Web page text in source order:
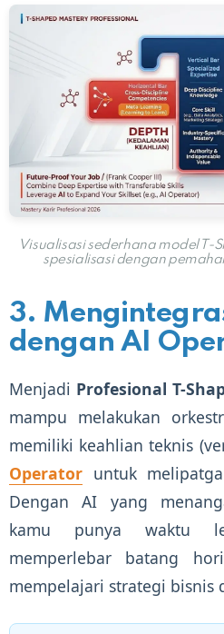
Visualisasi sederhana model T-
spesialisasi dengan
3.
dengan AI
Menjadi Profesional T-
mampu melakukan
memiliki keahlian teknis
Operator untuk
Dengan AI yang
kamu punya waktu
memperlebar batang
mempelajari strategi bisnis